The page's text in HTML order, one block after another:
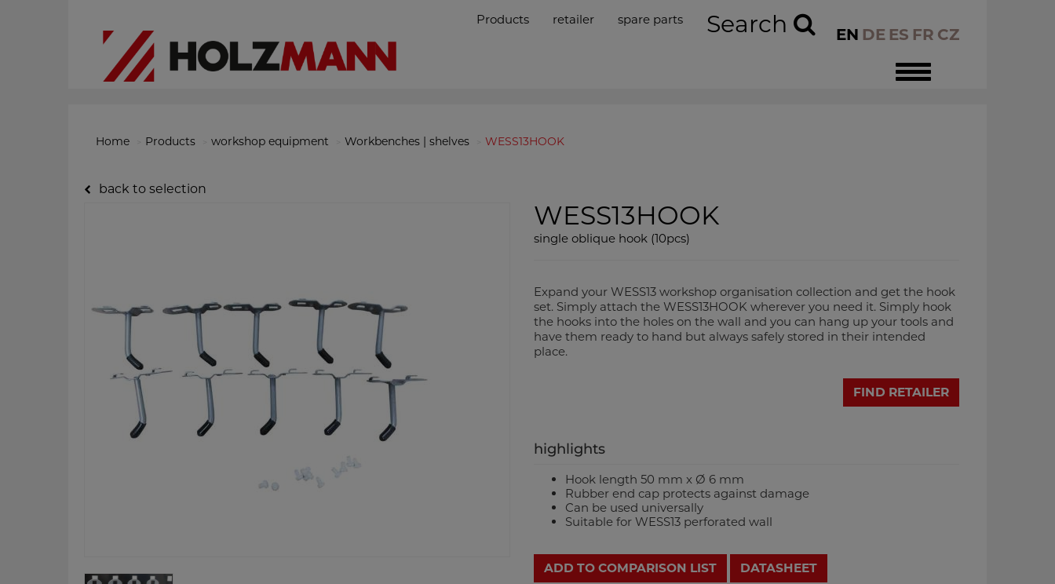
Toggle
navigation
EN DE ES FR CZ
Products retailer spare parts Search
Home Products workshop equipment Workbenches | shelves WESS13HOOK
back to selection
WESS13HOOK
single oblique hook (10pcs)
Expand your WESS13 workshop organisation collection and get the hook
set. Simply attach the WESS13HOOK wherever you need it. Simply hook
the hooks into the holes on the wall and you can hang up your tools and
have them ready to hand but always safely stored in their intended
place.
FIND RETAILER
highlights
Hook length 50 mm x Ø 6 mm
Rubber end cap protects against damage
Can be used universally
Suitable for WESS13 perforated wall
ADD TO COMPARISON LIST DATASHEET